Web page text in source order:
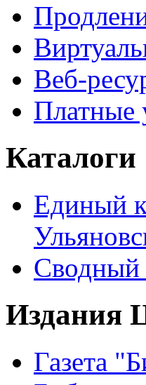
Веб-
Платные
Каталоги
Единый
Сводный
Издания
Газета